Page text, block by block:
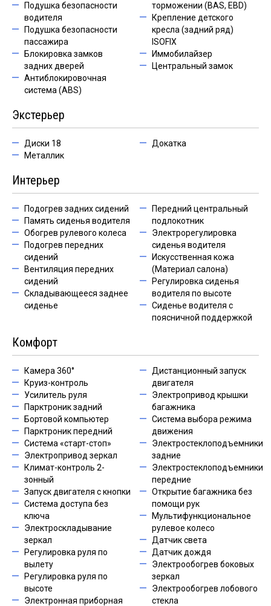
Подушка безопасности
водителя
Подушка безопасности
пассажира
Блокировка замков
задних дверей
Антиблокировочная
система (ABS)
торможении (BAS, EBD)
Крепление детского
кресла (задний ряд)
ISOFIX
Иммобилайзер
Центральный замок
Экстерьер
Диски 18
Металлик
Докатка
Интерьер
Подогрев задних сидений
Память сиденья водителя
Обогрев рулевого колеса
Подогрев передних
сидений
Вентиляция передних
сидений
Складывающееся заднее
сиденье
Передний центральный
подлокотник
Электрорегулировка
сиденья водителя
Искусственная кожа
(Материал салона)
Регулировка сиденья
водителя по высоте
Сиденье водителя с
поясничной поддержкой
Комфорт
Камера 360°
Круиз-контроль
Усилитель руля
Парктроник задний
Бортовой компьютер
Парктроник передний
Система «старт-стоп»
Электропривод зеркал
Климат-контроль 2-
зонный
Запуск двигателя с кнопки
Система доступа без
ключа
Электроскладывание
зеркал
Регулировка руля по
вылету
Регулировка руля по
высоте
Электронная приборная
Дистанционный запуск
двигателя
Электропривод крышки
багажника
Система выбора режима
движения
Электростеклоподъемники
задние
Электростеклоподъемники
передние
Открытие багажника без
помощи рук
Мультифункциональное
рулевое колесо
Датчик света
Датчик дождя
Электрообогрев боковых
зеркал
Электрообогрев лобового
стекла